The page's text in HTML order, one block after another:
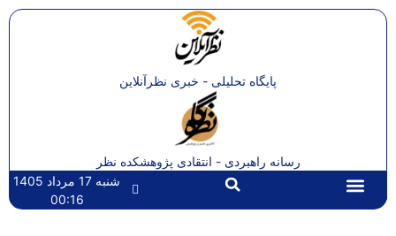
پایگاه تحلیلی - خبری نظرآنلاین
رسانه راهبردی - انتقادی پژوهشکده نظر
شنبه 17 مرداد 1405
00:16